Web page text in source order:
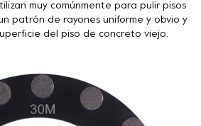
muy comúnmente para pulir pisos
patrón de rayones uniforme y obvio y
del piso de concreto viejo.